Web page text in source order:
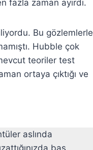
fazla zaman ayırdı.
Bu gözlemlerle
Hubble çok
teoriler test
ortaya çıktığı ve
aslında
baş